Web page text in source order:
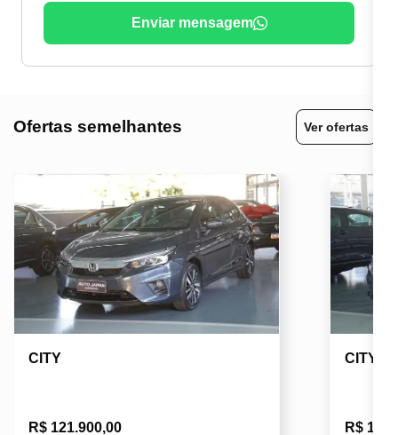
Enviar mensagem
Ofertas semelhantes Ver ofertas
CITY
R$ 121.900,00
CITY
R$